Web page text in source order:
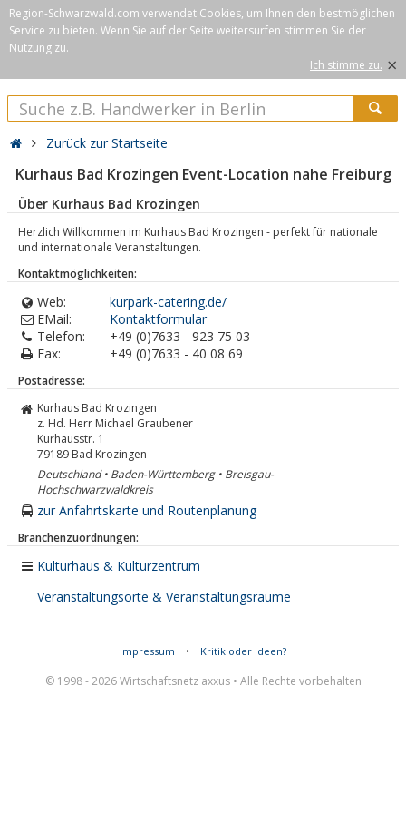
Region-Schwarzwald.com verwendet Cookies, um Ihnen den bestmöglichen
Service zu bieten. Wenn Sie auf der Seite weitersurfen stimmen Sie der
Nutzung zu.
Ich stimme zu. ×
Zurück zur Startseite
Kurhaus Bad Krozingen Event-Location nahe Freiburg
Über Kurhaus Bad Krozingen
Herzlich Willkommen im Kurhaus Bad Krozingen - perfekt für nationale
und internationale Veranstaltungen.
Kontaktmöglichkeiten:
Web:
kurpark-catering.de/
EMail:
Kontaktformular
Telefon:
+49 (0)7633 - 923 75 03
Fax:
+49 (0)7633 - 40 08 69
Postadresse:
Kurhaus Bad Krozingen
z. Hd. Herr Michael Graubener
Kurhausstr. 1
79189 Bad Krozingen
Deutschland • Baden-Württemberg • Breisgau-
Hochschwarzwaldkreis
zur Anfahrtskarte und Routenplanung
Branchenzuordnungen:
Kulturhaus & Kulturzentrum
Veranstaltungsorte & Veranstaltungsräume
Impressum • Kritik oder Ideen?
© 1998 - 2026 Wirtschaftsnetz axxus • Alle Rechte vorbehalten